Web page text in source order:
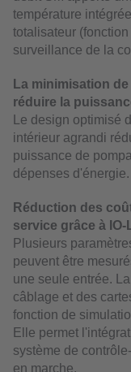
température
totalisateur
surveillance de la
La minimisation
réduire la
Le design optimisé
intérieur agrandi
puissance de
dépenses d'énergie.
Réduction des
service grâce à IO-
Plusieurs
peuvent être
une seule entrée.
câblage et des
fonction de
Elle permet
système de
en marche.